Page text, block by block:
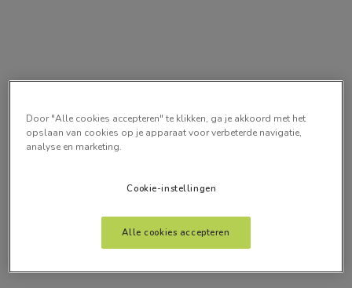
Door "Alle cookies accepteren" te klikken, ga je akkoord met het
opslaan van cookies op je apparaat voor verbeterde navigatie,
analyse en marketing.
Cookie-instellingen
Alle cookies accepteren